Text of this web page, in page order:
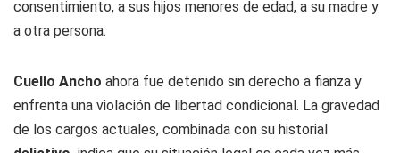
consentimiento, a sus hijos menores de edad, a su madre y
a otra persona.
Cuello Ancho ahora fue detenido sin derecho a fianza y
enfrenta una violación de libertad condicional. La gravedad
de los cargos actuales, combinada con su historial